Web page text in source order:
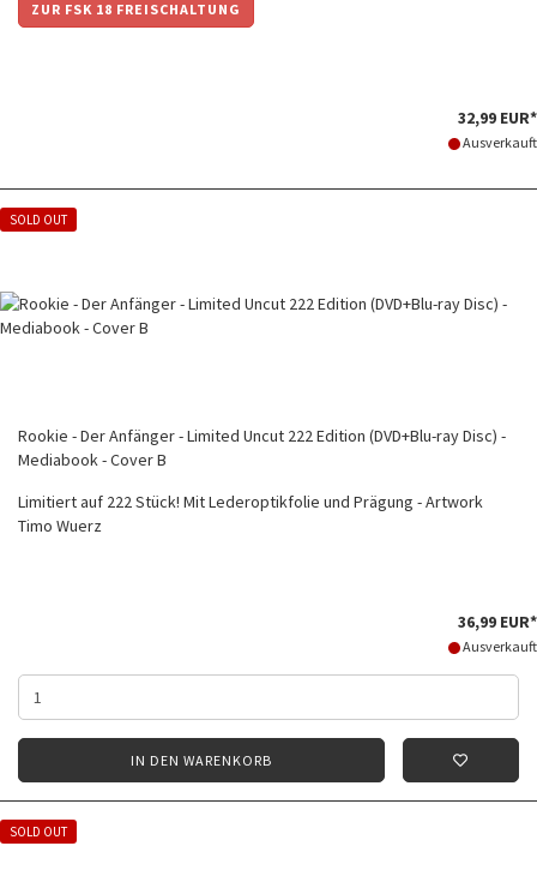
ZUR FSK 18 FREISCHALTUNG
32,99 EUR*
Ausverkauft
SOLD OUT
Rookie - Der Anfänger - Limited Uncut 222 Edition (DVD+Blu-ray Disc) -
Mediabook - Cover B
Limitiert auf 222 Stück! Mit Lederoptikfolie und Prägung - Artwork
Timo Wuerz
36,99 EUR*
Ausverkauft
IN DEN WARENKORB
SOLD OUT